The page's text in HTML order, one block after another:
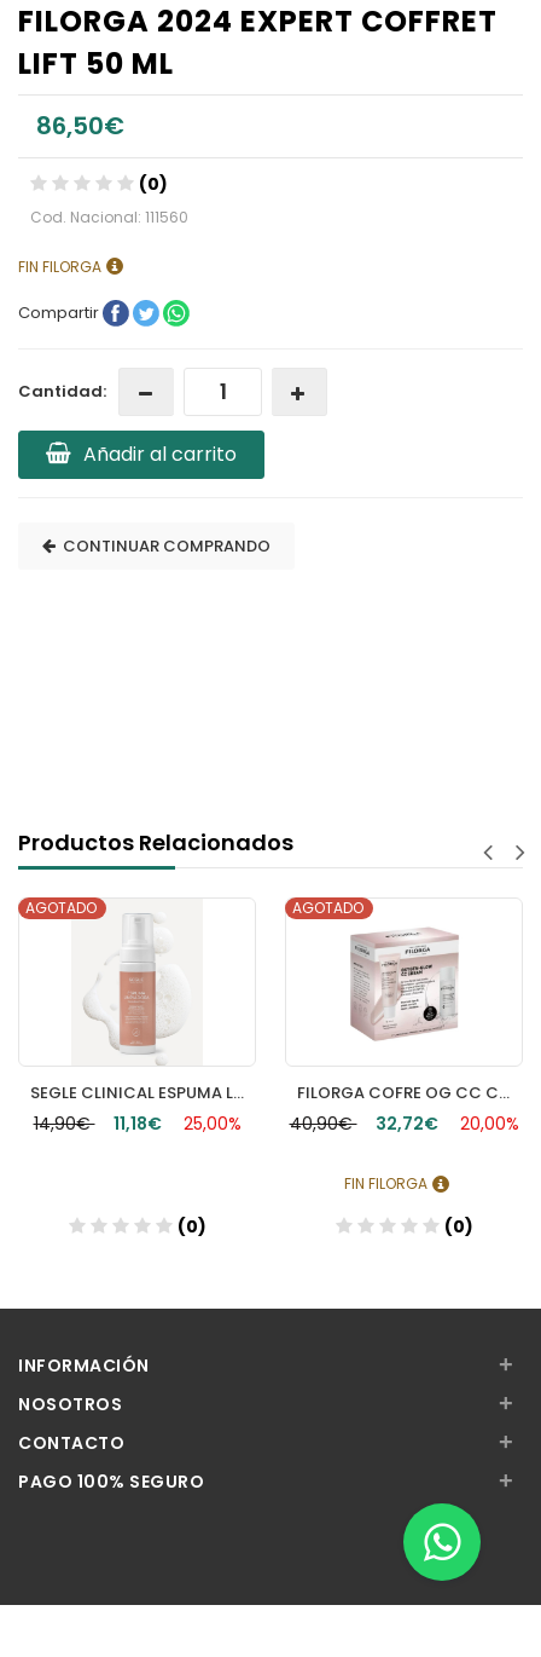
FILORGA 2024 EXPERT COFFRET
LIFT 50 ML
86,50€
(0)
Cod. Nacional: 111560
FIN FILORGA
Compartir
Cantidad:
Añadir al carrito
CONTINUAR COMPRANDO
Productos Relacionados
SEGLE CLINICAL ESPUMA LIMPIADORA 1 ENVASE 150 ML
14,90€ 11,18€
AGOTADO
25,00%
(0)
FILORGA COFRE OG CC CREAM
40,90€ 32,72€
AGOTADO
20,00%
FIN FILORGA
(0)
INFORMACIÓN +
NOSOTROS +
CONTACTO +
PAGO 100% SEGURO +